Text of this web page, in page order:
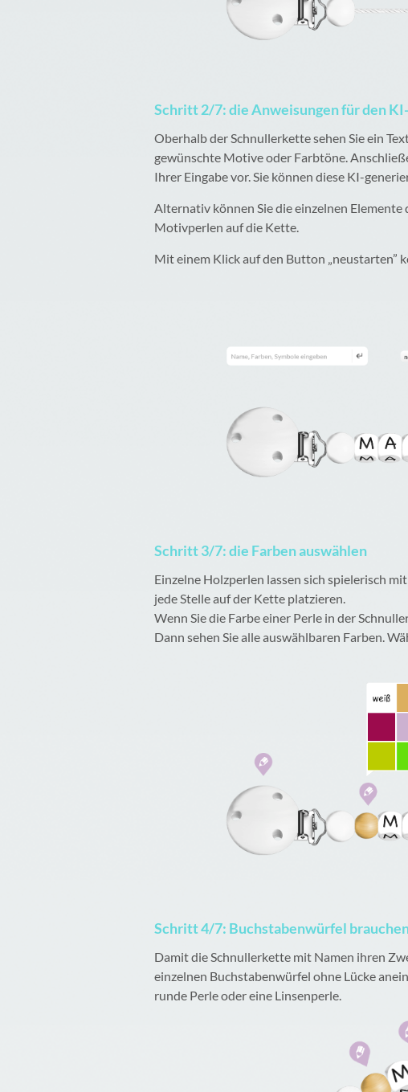
Schritt 2/7: die Anweisungen für den
Oberhalb der Schnullerkette sehen Sie ein
gewünschte Motive oder Farbtöne.
Ihrer Eingabe vor. Sie können diese KI-
Alternativ können Sie die einzelnen
Motivperlen auf die Kette.
Mit einem Klick auf den Button „neustarten”
Schritt 3/7: die Farben auswählen
Einzelne Holzperlen lassen sich spielerisch
jede Stelle auf der Kette platzieren.
Wenn Sie die Farbe einer Perle in der
Dann sehen Sie alle auswählbaren Farben.
Schritt 4/7: Buchstabenwürfel
Damit die Schnullerkette mit Namen ihren
einzelnen Buchstabenwürfel ohne Lücke
runde Perle oder eine Linsenperle.